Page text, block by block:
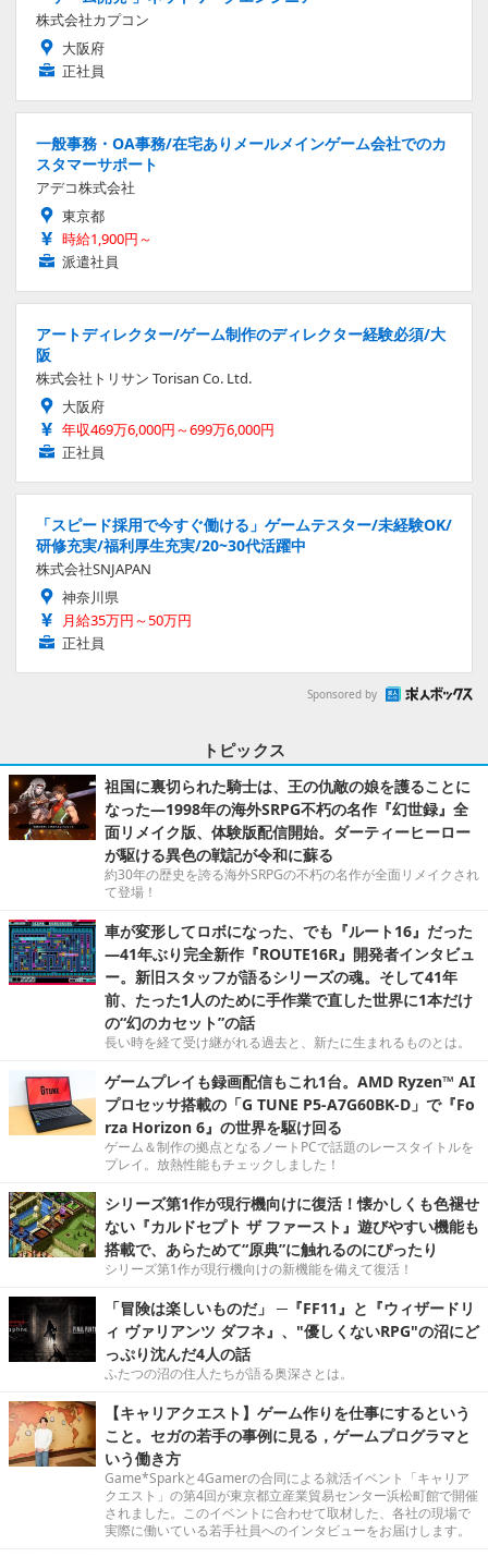
株式会社カプコン
大阪府
正社員
一般事務・OA事務/在宅ありメールメインゲーム会社でのカ
スタマーサポート
アデコ株式会社
東京都
時給1,900円～
派遣社員
アートディレクター/ゲーム制作のディレクター経験必須/大
阪
株式会社トリサン Torisan Co. Ltd.
大阪府
年収469万6,000円～699万6,000円
正社員
「スピード採用で今すぐ働ける」ゲームテスター/未経験OK/
研修充実/福利厚生充実/20~30代活躍中
株式会社SNJAPAN
神奈川県
月給35万円～50万円
正社員
Sponsored by
トピックス
祖国に裏切られた騎士は、王の仇敵の娘を護ることに
なった―1998年の海外SRPG不朽の名作『幻世録』全
面リメイク版、体験版配信開始。ダーティーヒーロー
が駆ける異色の戦記が令和に蘇る
約30年の歴史を誇る海外SRPGの不朽の名作が全面リメイクされ
て登場！
車が変形してロボになった、でも『ルート16』だった
―41年ぶり完全新作『ROUTE16R』開発者インタビュ
ー。新旧スタッフが語るシリーズの魂。そして41年
前、たった1人のために手作業で直した世界に1本だけ
の“幻のカセット”の話
長い時を経て受け継がれる過去と、新たに生まれるものとは。
ゲームプレイも録画配信もこれ1台。AMD Ryzen™ AI
プロセッサ搭載の「G TUNE P5-A7G60BK-D」で『Fo
rza Horizon 6』の世界を駆け回る
ゲーム＆制作の拠点となるノートPCで話題のレースタイトルを
プレイ。放熱性能もチェックしました！
シリーズ第1作が現行機向けに復活！懐かしくも色褪せ
ない『カルドセプト ザ ファースト』遊びやすい機能も
搭載で、あらためて“原典”に触れるのにぴったり
シリーズ第1作が現行機向けの新機能を備えて復活！
「冒険は楽しいものだ」 ─『FF11』と『ウィザードリ
ィ ヴァリアンツ ダフネ』、"優しくないRPG"の沼にど
っぷり沈んだ4人の話
ふたつの沼の住人たちが語る奥深さとは。
【キャリアクエスト】ゲーム作りを仕事にするという
こと。セガの若手の事例に見る，ゲームプログラマと
いう働き方
Game*Sparkと4Gamerの合同による就活イベント「キャリア
クエスト」の第4回が東京都立産業貿易センター浜松町館で開催
されました。このイベントに合わせて取材した、各社の現場で
実際に働いている若手社員へのインタビューをお届けします。